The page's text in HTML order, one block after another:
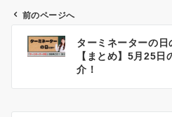
前のページへ
ターミネーターの日
【まとめ】5月25
介！